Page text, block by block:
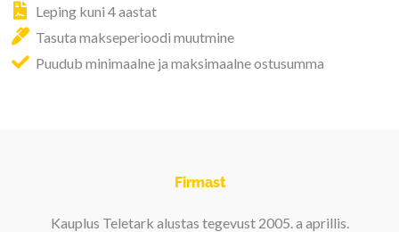
Leping kuni 4 aastat
Tasuta makseperioodi muutmine
Puudub minimaalne ja maksimaalne ostusumma
Firmast
Kauplus Teletark alustas tegevust 2005. a aprillis.